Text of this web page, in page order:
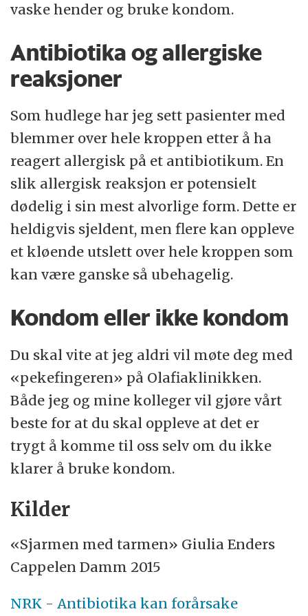
vaske hender og bruke kondom.
Antibiotika og allergiske
reaksjoner
Som hudlege har jeg sett pasienter med
blemmer over hele kroppen etter å ha
reagert allergisk på et antibiotikum. En
slik allergisk reaksjon er potensielt
dødelig i sin mest alvorlige form. Dette er
heldigvis sjeldent, men flere kan oppleve
et kløende utslett over hele kroppen som
kan være ganske så ubehagelig.
Kondom eller ikke kondom
Du skal vite at jeg aldri vil møte deg med
«pekefingeren» på Olafiaklinikken.
Både jeg og mine kolleger vil gjøre vårt
beste for at du skal oppleve at det er
trygt å komme til oss selv om du ikke
klarer å bruke kondom.
Kilder
«Sjarmen med tarmen» Giulia Enders
Cappelen Damm 2015
NRK - Antibiotika kan forårsake